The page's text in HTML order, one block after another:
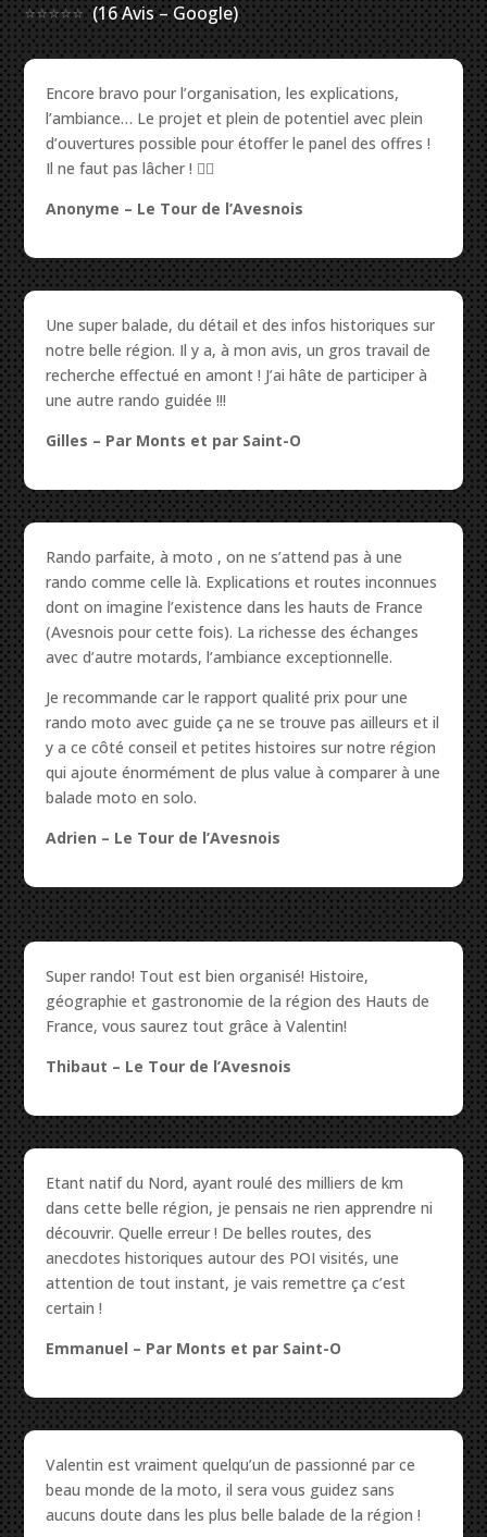
⭐⭐⭐⭐⭐(16 Avis – Google)
Encore bravo pour l’organisation, les explications,
l’ambiance… Le projet et plein de potentiel avec plein
d’ouvertures possible pour étoffer le panel des offres !
Il ne faut pas lâcher ! ✌🏻️
Anonyme – Le Tour de l’Avesnois
Une super balade, du détail et des infos historiques sur
notre belle région. Il y a, à mon avis, un gros travail de
recherche effectué en amont ! J’ai hâte de participer à
une autre rando guidée !!!
Gilles – Par Monts et par Saint-O
Rando parfaite, à moto , on ne s’attend pas à une
rando comme celle là. Explications et routes inconnues
dont on imagine l’existence dans les hauts de France
(Avesnois pour cette fois). La richesse des échanges
avec d’autre motards, l’ambiance exceptionnelle.
Je recommande car le rapport qualité prix pour une
rando moto avec guide ça ne se trouve pas ailleurs et il
y a ce côté conseil et petites histoires sur notre région
qui ajoute énormément de plus value à comparer à une
balade moto en solo.
Adrien – Le Tour de l’Avesnois
Super rando! Tout est bien organisé! Histoire,
géographie et gastronomie de la région des Hauts de
France, vous saurez tout grâce à Valentin!
Thibaut – Le Tour de l’Avesnois
Etant natif du Nord, ayant roulé des milliers de km
dans cette belle région, je pensais ne rien apprendre ni
découvrir. Quelle erreur ! De belles routes, des
anecdotes historiques autour des POI visités, une
attention de tout instant, je vais remettre ça c’est
certain !
Emmanuel – Par Monts et par Saint-O
Valentin est vraiment quelqu’un de passionné par ce
beau monde de la moto, il sera vous guidez sans
aucuns doute dans les plus belle balade de la région !